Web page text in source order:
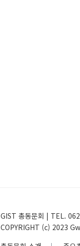
GIST 총동문회 | TEL.
COPYRIGHT (c) 2023